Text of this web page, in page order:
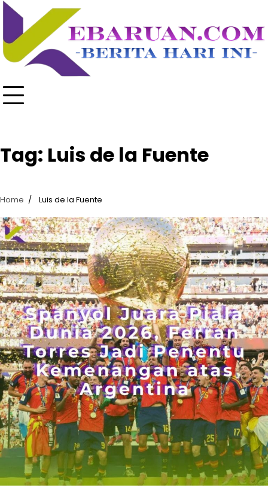
Skip
content
Tag: Luis de la Fuente
Home Luis de la Fuente